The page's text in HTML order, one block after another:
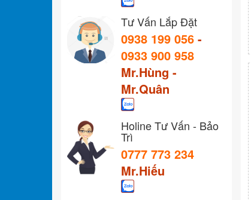
Tư Vấn Lắp Đặt
0938 199 056 -
0933 900 958
Mr.Hùng -
Mr.Quân
Holine Tư Vấn - Bảo
Trì
0777 773 234
Mr.Hiếu